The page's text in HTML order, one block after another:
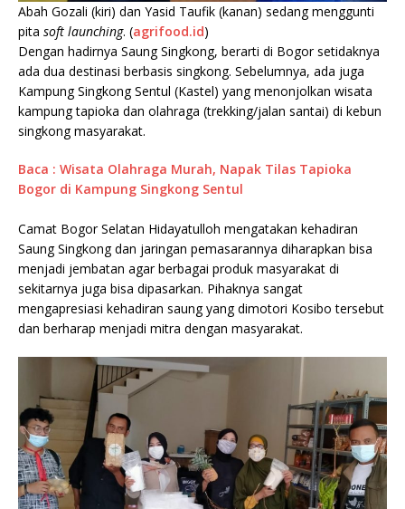
Abah Gozali (kiri) dan Yasid Taufik (kanan) sedang menggunti
pita soft launching. (agrifood.id)
Dengan hadirnya Saung Singkong, berarti di Bogor setidaknya
ada dua destinasi berbasis singkong. Sebelumnya, ada juga
Kampung Singkong Sentul (Kastel) yang menonjolkan wisata
kampung tapioka dan olahraga (trekking/jalan santai) di kebun
singkong masyarakat.
Baca : Wisata Olahraga Murah, Napak Tilas Tapioka
Bogor di Kampung Singkong Sentul
Camat Bogor Selatan Hidayatulloh mengatakan kehadiran
Saung Singkong dan jaringan pemasarannya diharapkan bisa
menjadi jembatan agar berbagai produk masyarakat di
sekitarnya juga bisa dipasarkan. Pihaknya sangat
mengapresiasi kehadiran saung yang dimotori Kosibo tersebut
dan berharap menjadi mitra dengan masyarakat.